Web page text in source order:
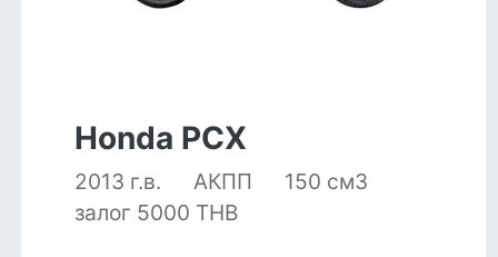
Honda PCX
2013 г.в. АКПП
150 см3
залог 5000 THB